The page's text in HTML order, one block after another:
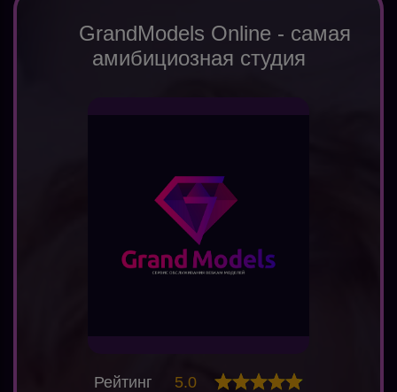
GrandModels Online - самая
амибициозная студия
Рейтинг 5.0